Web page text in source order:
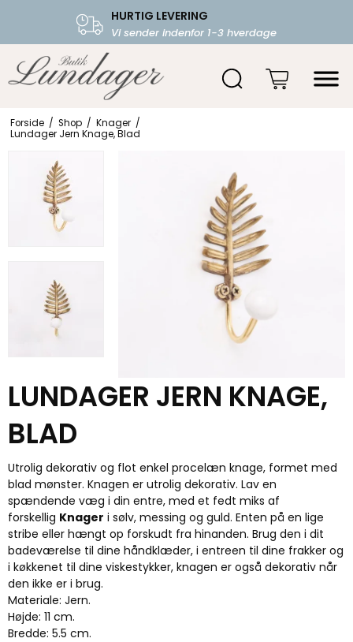
HURTIG LEVERING
Vi sender indenfor 1-3 hverdage
FRI FRAGT OVER 599.-
Starter fra 39,-
Forside / Shop / Knager /
Lundager Jern Knage, Blad
LUNDAGER JERN KNAGE,
BLAD
Utrolig dekorativ og flot enkel procelæn knage, formet med
blad mønster. Knagen er utrolig dekorativ. Lav en
spændende væg i din entre, med et fedt miks af
forskellig Knager i sølv, messing og guld. Enten på en lige
stribe eller hængt op forskudt fra hinanden. Brug den i dit
badeværelse til dine håndklæder, i entreen til dine frakker og
i køkkenet til dine viskestykker, knagen er også dekorativ når
den ikke er i brug.
Materiale: Jern.
Højde: 11 cm.
Bredde: 5.5 cm.